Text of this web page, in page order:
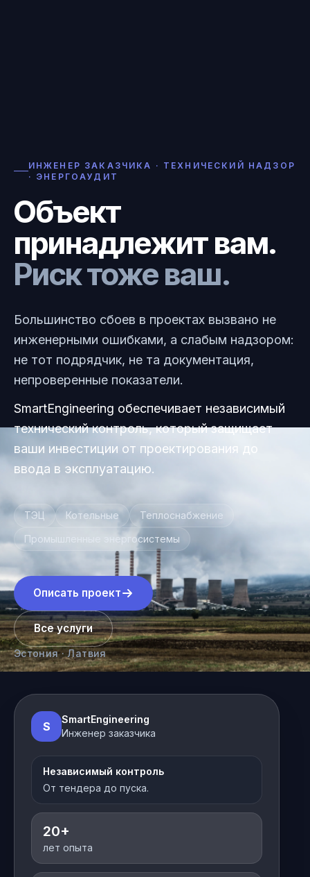
ИНЖЕНЕР ЗАКАЗЧИКА · ТЕХНИЧЕСКИЙ НАДЗОР
· ЭНЕРГОАУДИТ
Объект
принадлежит вам.
Риск тоже ваш.
Большинство сбоев в проектах вызвано не
инженерными ошибками, а слабым надзором:
не тот подрядчик, не та документация,
непроверенные показатели.
SmartEngineering обеспечивает независимый
технический контроль, который защищает
ваши инвестиции от проектирования до
ввода в эксплуатацию.
ТЭЦ Котельные
Теплоснабжение
Промышленные энергосистемы
Описать проект
Все услуги
Эстония · Латвия
S
SmartEngineering
Инженер заказчика
Независимый контроль
От тендера до пуска.
20+
лет опыта